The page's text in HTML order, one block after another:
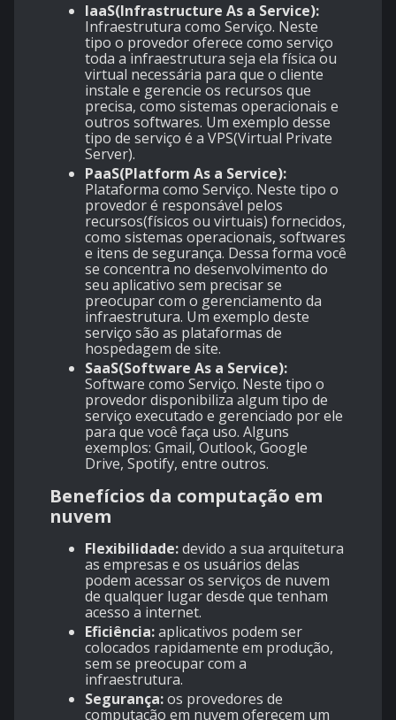
IaaS(Infrastructure As a Service):
Infraestrutura como Serviço. Neste
tipo o provedor oferece como serviço
toda a infraestrutura seja ela física ou
virtual necessária para que o cliente
instale e gerencie os recursos que
precisa, como sistemas operacionais e
outros softwares. Um exemplo desse
tipo de serviço é a VPS(Virtual Private
Server).
PaaS(Platform As a Service):
Plataforma como Serviço. Neste tipo o
provedor é responsável pelos
recursos(físicos ou virtuais) fornecidos,
como sistemas operacionais, softwares
e itens de segurança. Dessa forma você
se concentra no desenvolvimento do
seu aplicativo sem precisar se
preocupar com o gerenciamento da
infraestrutura. Um exemplo deste
serviço são as plataformas de
hospedagem de site.
SaaS(Software As a Service):
Software como Serviço. Neste tipo o
provedor disponibiliza algum tipo de
serviço executado e gerenciado por ele
para que você faça uso. Alguns
exemplos: Gmail, Outlook, Google
Drive, Spotify, entre outros.
Benefícios da computação em
nuvem
Flexibilidade:devido a sua arquitetura
as empresas e os usuários delas
podem acessar os serviços de nuvem
de qualquer lugar desde que tenham
acesso a internet.
Eficiência:aplicativos podem ser
colocados rapidamente em produção,
sem se preocupar com a
infraestrutura.
Segurança:os provedores de
computação em nuvem oferecem um